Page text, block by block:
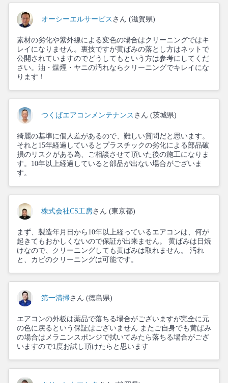
オーシーエルサービス さん (滋賀県)
素材の劣化や紫外線による変色の場合はクリーニングではキ
レイになりません。裏技ですが黄ばみの落とし方はネットで
公開されていますのでどうしてもという方は参考にしてくだ
さい。油・煤煙・ヤニの汚れならクリーニングでキレイにな
ります！
つくばエアコンメンテナンス さん (茨城県)
綺麗の基準に個人差があるので、難しい質問だと思います。
それと15年経過しているとプラスチックの劣化による部品破
損のリスクがある為、ご相談させて頂いた後の施工になりま
す。10年以上経過していると部品が出ない場合がございま
す。
株式会社CS工房さん (東京都)
まず、製造年月日から10年以上経っているエアコンは、何が
起きてもおかしくないので保証が出来ません。 黄ばみは日焼
けなので、クリーニングしても黄ばみは取れません。 汚れ
と、カビのクリーニングは可能です。
第一清掃さん (徳島県)
エアコンの外板は薬品で落ちる場合がございますが完全に元
の色に戻るという保証はございません またご自身でも黄ばみ
の場合はメラニンスポンジで拭いてみたら落ちる場合がござ
いますので1度お試し頂けたらと思います